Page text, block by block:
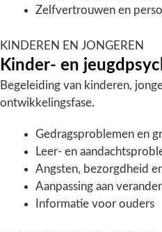
Zelfvertrouwen en
KINDEREN EN JONGEREN
Kinder- en
Begeleiding van kinderen,
ontwikkelingsfase.
Gedragsproblemen en
Leer- en
Angsten, bezorgdheid
Aanpassing aan
Informatie voor ouders